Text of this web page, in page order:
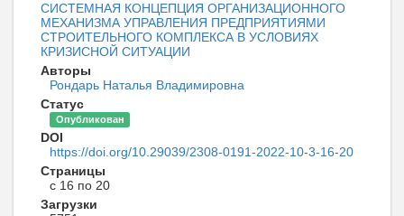
СИСТЕМНАЯ КОНЦЕПЦИЯ ОРГАНИЗАЦИОННОГО
МЕХАНИЗМА УПРАВЛЕНИЯ ПРЕДПРИЯТИЯМИ
СТРОИТЕЛЬНОГО КОМПЛЕКСА В УСЛОВИЯХ
КРИЗИСНОЙ СИТУАЦИИ
Авторы
Рондарь Наталья Владимировна
Статус
Опубликован
DOI
https://doi.org/10.29039/2308-0191-2022-10-3-16-20
Страницы
с 16 по 20
Загрузки